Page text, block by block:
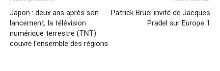
Japon : deux ans après son
lancement, la télévision
numérique terrestre (TNT)
couvre l’ensemble des régions
Patrick Bruel invité de Jacques
Pradel sur Europe 1